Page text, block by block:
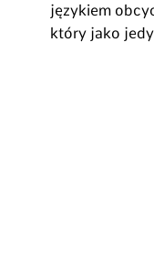
językiem
który jako